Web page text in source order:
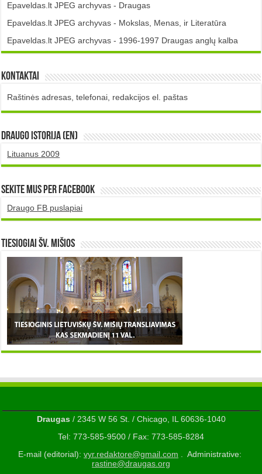
Epaveldas.lt JPEG archyvas - Draugas
Epaveldas.lt JPEG archyvas - Mokslas, Menas, ir Literatūra
Epaveldas.lt JPEG archyvas - 1996-1997 Draugas anglų kalba
Kontaktai
Raštinės adresas, telefonai, redakcijos el. paštas
DRAUGO istorija (EN)
Lituanus 2009
Sekite mus per Facebook
Draugo FB puslapiai
TIESIOGIAI šv. MIŠIOS
Draugas/ 2345 W 56 St. / Chicago, IL 60636-1040
Tel: 773-585-9500 / Fax: 773-585-8284
E-mail (editorial): vyr.redaktore@gmail.com . Administrative:
rastine@draugas.org